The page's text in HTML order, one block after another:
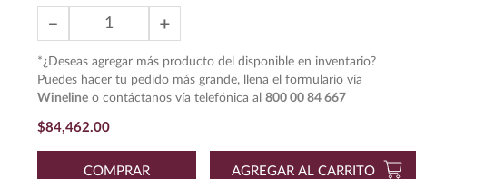
＋
－
*¿Deseas agregar más producto del disponible en inventario?
Puedes hacer tu pedido más grande, llena el formulario vía
Winelineo contáctanos vía telefónica al 800 00 84 667
$84,462.00
COMPRAR AGREGAR AL CARRITO